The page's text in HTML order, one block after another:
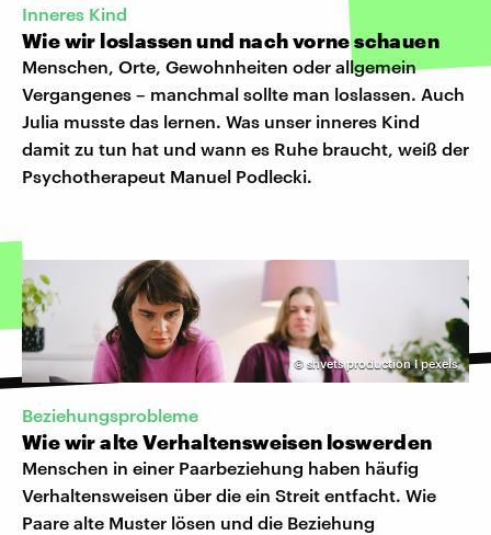
Inneres Kind
Wie wir loslassen und nach vorne schauen
Menschen, Orte, Gewohnheiten oder allgemein
Vergangenes – manchmal sollte man loslassen. Auch
Julia musste das lernen. Was unser inneres Kind
damit zu tun hat und wann es Ruhe braucht, weiß der
Psychotherapeut Manuel Podlecki.
© shvets production I pexels
Beziehungsprobleme
Wie wir alte Verhaltensweisen loswerden
Menschen in einer Paarbeziehung haben häufig
Verhaltensweisen über die ein Streit entfacht. Wie
Paare alte Muster lösen und die Beziehung